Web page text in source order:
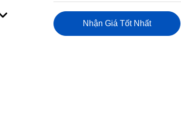
Nhận Giá Tốt Nhất